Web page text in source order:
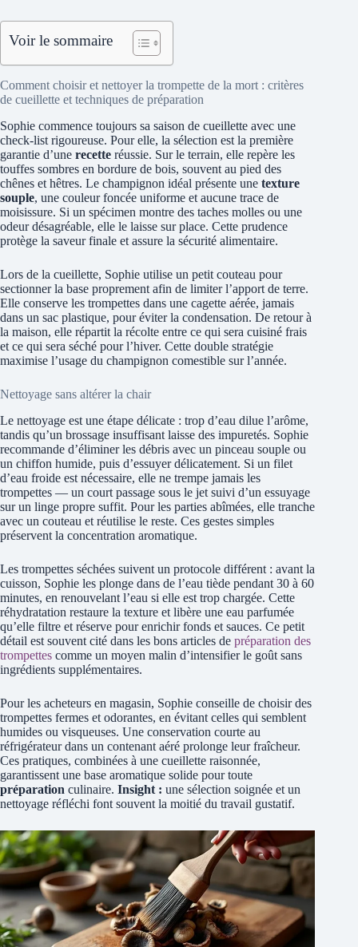
Voir le sommaire
Comment choisir et nettoyer la trompette de la mort : critères
de cueillette et techniques de préparation
Sophie commence toujours sa saison de cueillette avec une
check-list rigoureuse. Pour elle, la sélection est la première
garantie d’une recette réussie. Sur le terrain, elle repère les
touffes sombres en bordure de bois, souvent au pied des
chênes et hêtres. Le champignon idéal présente une texture
souple, une couleur foncée uniforme et aucune trace de
moisissure. Si un spécimen montre des taches molles ou une
odeur désagréable, elle le laisse sur place. Cette prudence
protège la saveur finale et assure la sécurité alimentaire.
Lors de la cueillette, Sophie utilise un petit couteau pour
sectionner la base proprement afin de limiter l’apport de terre.
Elle conserve les trompettes dans une cagette aérée, jamais
dans un sac plastique, pour éviter la condensation. De retour à
la maison, elle répartit la récolte entre ce qui sera cuisiné frais
et ce qui sera séché pour l’hiver. Cette double stratégie
maximise l’usage du champignon comestible sur l’année.
Nettoyage sans altérer la chair
Le nettoyage est une étape délicate : trop d’eau dilue l’arôme,
tandis qu’un brossage insuffisant laisse des impuretés. Sophie
recommande d’éliminer les débris avec un pinceau souple ou
un chiffon humide, puis d’essuyer délicatement. Si un filet
d’eau froide est nécessaire, elle ne trempe jamais les
trompettes — un court passage sous le jet suivi d’un essuyage
sur un linge propre suffit. Pour les parties abîmées, elle tranche
avec un couteau et réutilise le reste. Ces gestes simples
préservent la concentration aromatique.
Les trompettes séchées suivent un protocole différent : avant la
cuisson, Sophie les plonge dans de l’eau tiède pendant 30 à 60
minutes, en renouvelant l’eau si elle est trop chargée. Cette
réhydratation restaure la texture et libère une eau parfumée
qu’elle filtre et réserve pour enrichir fonds et sauces. Ce petit
détail est souvent cité dans les bons articles de préparation des
trompettes comme un moyen malin d’intensifier le goût sans
ingrédients supplémentaires.
Pour les acheteurs en magasin, Sophie conseille de choisir des
trompettes fermes et odorantes, en évitant celles qui semblent
humides ou visqueuses. Une conservation courte au
réfrigérateur dans un contenant aéré prolonge leur fraîcheur.
Ces pratiques, combinées à une cueillette raisonnée,
garantissent une base aromatique solide pour toute
préparation culinaire. Insight : une sélection soignée et un
nettoyage réfléchi font souvent la moitié du travail gustatif.